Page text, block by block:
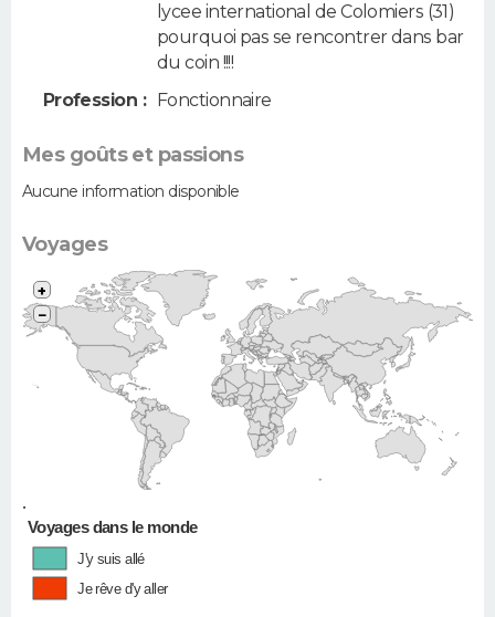
lycee international de Colomiers (31)
pourquoi pas se rencontrer dans bar
du coin !!!!
Profession : Fonctionnaire
Mes goûts et passions
Aucune information disponible
Voyages
•
+
−
Voyages dans le monde
J'y suis allé
Je rêve d'y aller